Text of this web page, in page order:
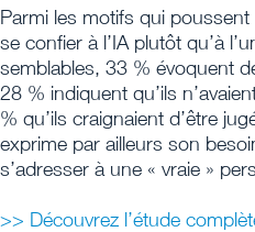
Parmi les motifs qui
se confier à l’IA plutôt qu’à
semblables, 33 % évoquent
28 % indiquent qu’ils
% qu’ils craignaient d’être
exprime par ailleurs son
s’adresser à une « vraie »
>> Découvrez l’étude